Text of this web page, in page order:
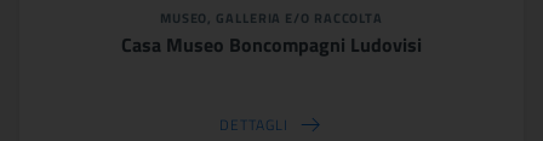
MUSEO, GALLERIA E/O RACCOLTA
Casa Museo Boncompagni Ludovisi
DETTAGLI